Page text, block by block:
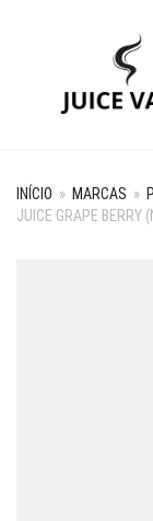
INÍCIO » MARCAS »
JUICE GRAPE BERRY